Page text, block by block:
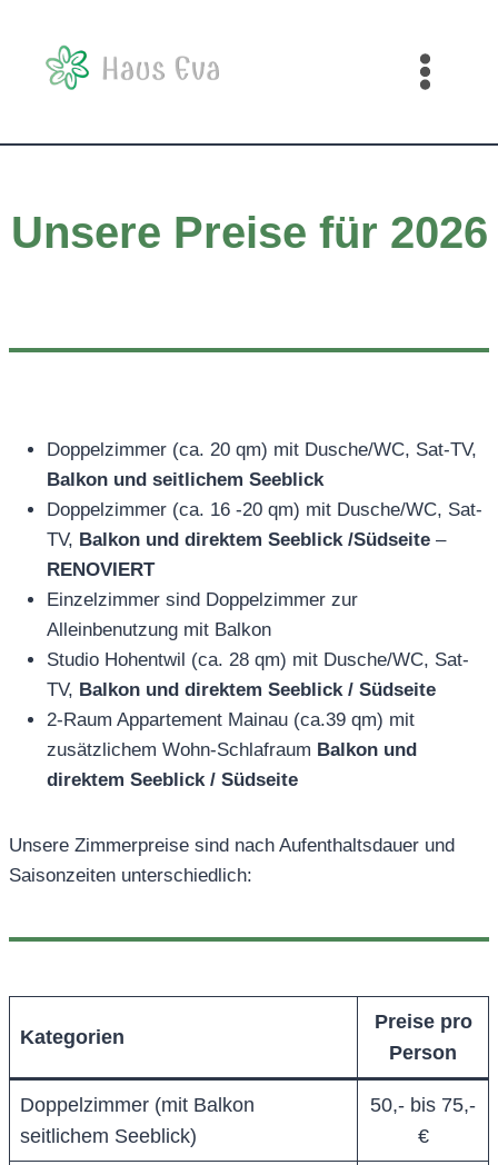
springen
Unsere Preise für 2026
Doppelzimmer (ca. 20 qm) mit Dusche/WC, Sat-TV,
Balkon und seitlichem Seeblick
Doppelzimmer (ca. 16 -20 qm) mit Dusche/WC, Sat-
TV, Balkon und direktem Seeblick /Südseite –
RENOVIERT
Einzelzimmer sind Doppelzimmer zur
Alleinbenutzung mit Balkon
Studio Hohentwil (ca. 28 qm) mit Dusche/WC, Sat-
TV, Balkon und direktem Seeblick / Südseite
2-Raum Appartement Mainau (ca.39 qm) mit
zusätzlichem Wohn-Schlafraum Balkon und
direktem Seeblick / Südseite
Unsere Zimmerpreise sind nach Aufenthaltsdauer und
Saisonzeiten unterschiedlich:
Kategorien
Preise pro
Person
Doppelzimmer (mit Balkon
seitlichem Seeblick)
50,- bis 75,-
€